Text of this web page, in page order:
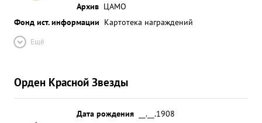
Архив ЦАМО
Фонд ист. информации Картотека награждений
Ещё
Орден Красной Звезды
Дата рождения
__.__.1908